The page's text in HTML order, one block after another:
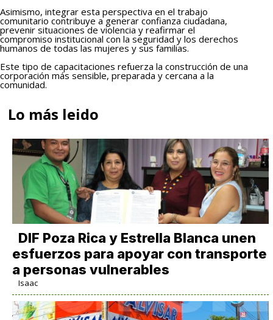
Asimismo, integrar esta perspectiva en el trabajo
comunitario contribuye a generar confianza ciudadana,
prevenir situaciones de violencia y reafirmar el
compromiso institucional con la seguridad y los derechos
humanos de todas las mujeres y sus familias.
Este tipo de capacitaciones refuerza la construcción de una
corporación más sensible, preparada y cercana a la
comunidad.
Lo más leido
DIF Poza Rica y Estrella Blanca unen
esfuerzos para apoyar con transporte
a personas vulnerables
Isaac